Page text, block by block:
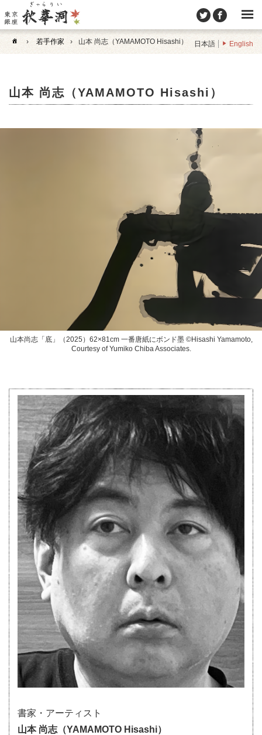
› 若手作家 › 山本 尚志（YAMAMOTO Hisashi） 日本語 English
山本 尚志（YAMAMOTO Hisashi）
山本尚志「底」（2025）62×81cm 一番唐紙にボンド墨 ©️Hisashi Yamamoto,
Courtesy of Yumiko Chiba Associates.
書家・アーティスト
山本 尚志（YAMAMOTO Hisashi）